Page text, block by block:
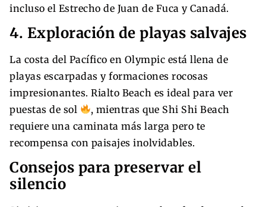
incluso el Estrecho de Juan de Fuca y Canadá.
4. Exploración de playas salvajes
La costa del Pacífico en Olympic está llena de
playas escarpadas y formaciones rocosas
impresionantes. Rialto Beach es ideal para ver
puestas de sol
, mientras que Shi Shi Beach
requiere una caminata más larga pero te
recompensa con paisajes inolvidables.
Consejos para preservar el
silencio